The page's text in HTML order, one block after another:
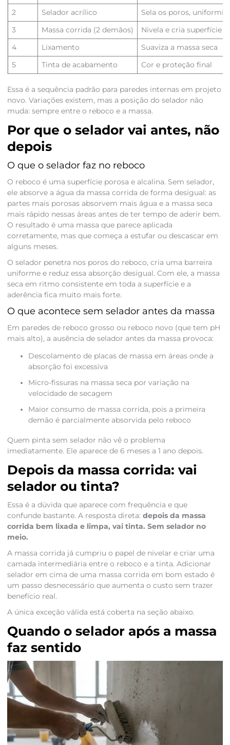
2 Selador acrílico Sela os poros,
3 Massa corrida (2 demãos) Nivela e cria superfície
4 Lixamento Suaviza a massa seca
5 Tinta de acabamento Cor e proteção final
Essa é a sequência padrão para paredes internas em projeto
novo. Variações existem, mas a posição do selador não
muda: sempre entre o reboco e a massa.
Por que o selador vai antes, não
depois
O que o selador faz no reboco
O reboco é uma superfície porosa e alcalina. Sem selador,
ele absorve a água da massa corrida de forma desigual: as
partes mais porosas absorvem mais água e a massa seca
mais rápido nessas áreas antes de ter tempo de aderir bem.
O resultado é uma massa que parece aplicada
corretamente, mas que começa a estufar ou descascar em
alguns meses.
O selador penetra nos poros do reboco, cria uma barreira
uniforme e reduz essa absorção desigual. Com ele, a massa
seca em ritmo consistente em toda a superfície e a
aderência fica muito mais forte.
O que acontece sem selador antes da massa
Em paredes de reboco grosso ou reboco novo (que tem pH
mais alto), a ausência de selador antes da massa provoca:
Descolamento de placas de massa em áreas onde a
absorção foi excessiva
Micro-fissuras na massa seca por variação na
velocidade de secagem
Maior consumo de massa corrida, pois a primeira
demão é parcialmente absorvida pelo reboco
Quem pinta sem selador não vê o problema
imediatamente. Ele aparece de 6 meses a 1 ano depois.
Depois da massa corrida: vai
selador ou tinta?
Essa é a dúvida que aparece com frequência e que
confunde bastante. A resposta direta: depois da massa
corrida bem lixada e limpa, vai tinta. Sem selador no
meio.
A massa corrida já cumpriu o papel de nivelar e criar uma
camada intermediária entre o reboco e a tinta. Adicionar
selador em cima de uma massa corrida em bom estado é
um passo desnecessário que aumenta o custo sem trazer
benefício real.
A única exceção válida está coberta na seção abaixo.
Quando o selador após a massa
faz sentido